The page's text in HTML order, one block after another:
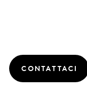
CONTATTACI